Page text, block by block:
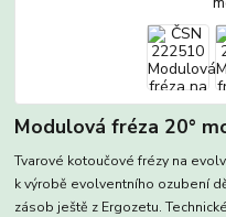
Modulová fréza 20°
Tvarové kotoučové frézy na
k výrobě evolventního ozubení
zásob ještě z Ergozetu.